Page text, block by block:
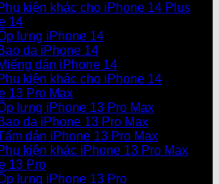
kiện khác cho iPhone 14 Plus
14
lưng iPhone 14
da iPhone 14
dán iPhone 14
kiện khác cho iPhone 14
13 Pro Max
lưng iPhone 13 Pro Max
da iPhone 13 Pro Max
dán iPhone 13 Pro Max
kiện khác iPhone 13 Pro Max
13 Pro
lưng iPhone 13 Pro